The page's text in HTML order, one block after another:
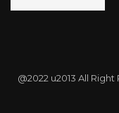
@2022 u2013 All